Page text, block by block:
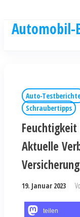
Automobil-
Auto-
Schraubertipps
Aktuelle
Versicherung
19. Januar 2023
teilen